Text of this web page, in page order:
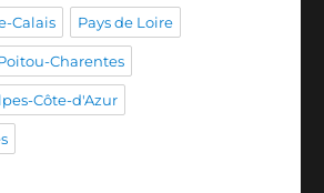
Calais Pays de Loire
Charentes
Côte-d'Azur